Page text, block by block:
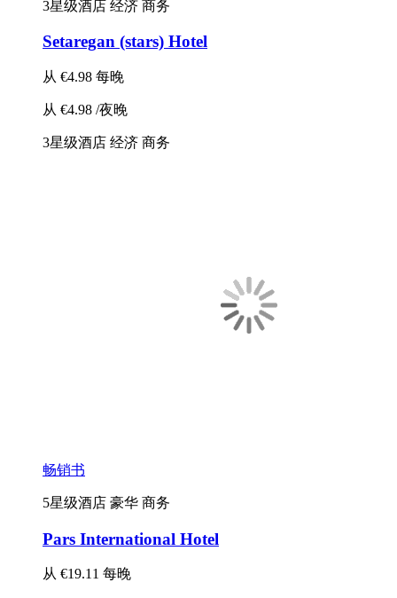
3星级酒店 经济 商务
Setaregan (stars) Hotel
从 €4.98 每晚
从 €4.98 /夜晚
3星级酒店 经济 商务
畅销书
5星级酒店 豪华 商务
Pars International Hotel
从 €19.11 每晚